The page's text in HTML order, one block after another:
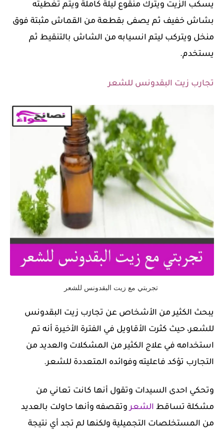
يسكب الزيت ويترك منقوع ليلة كاملة ويتم تغطيته
بشاش خفيف ثم يصفى بقطعة من القماش مثبتة فوق
منخل ويتركب ليتم انسيابه من الشاش بالتنقيط ثم
يستخدم.
تجارب زيت البقدونس للشعر
تجربتي مع زيت البقدونس للشعر
يبحث الكثير من الأشخاص عن تجارب زيت البقدونس
للشعر، حيث كثرت الأقاويل في الفترة الأخيرة أنه تم
استخدامه في علاج الكثير من المشكلات والعديد من
التجارب تؤكد فاعليته وفوائده المتعددة للشعر.
وتحكي احدى السيدات وتقول أنها كانت تعاني من
مشكلة تساقط الشعروتقصفه وأنها حاولت بالعديد
من المستخلصات التجميلية ولكنها لم تجد أي نتيجة